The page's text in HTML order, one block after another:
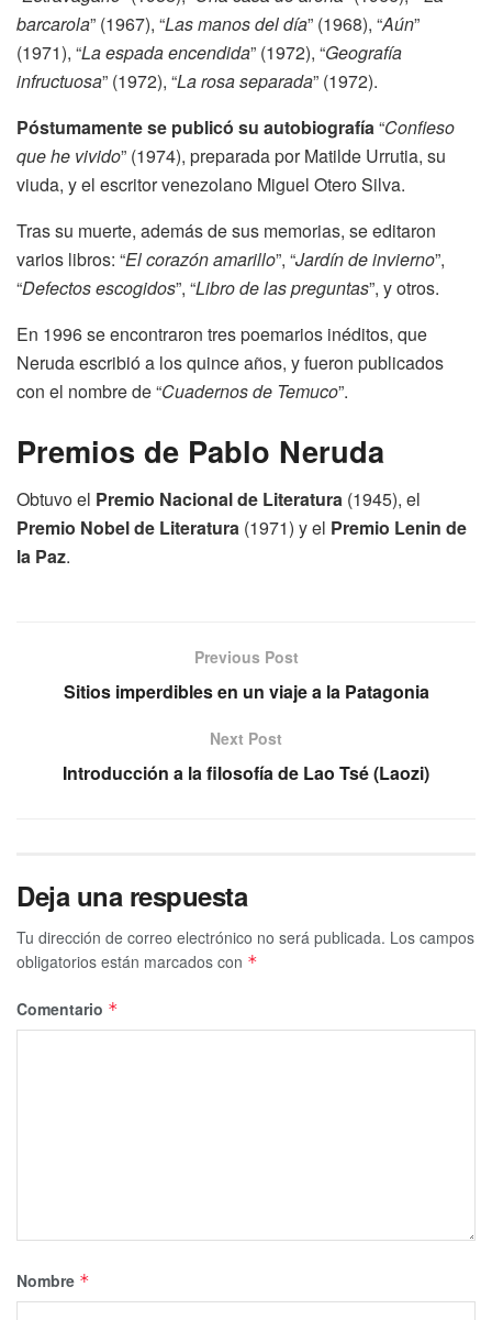
barcarola” (1967), “Las manos del día” (1968), “Aún”
(1971), “La espada encendida” (1972), “Geografía
infructuosa” (1972), “La rosa separada” (1972).
Póstumamente se publicó su autobiografía“Confieso
que he vivido” (1974), preparada por Matilde Urrutia, su
viuda, y el escritor venezolano Miguel Otero Silva.
Tras su muerte, además de sus memorias, se editaron
varios libros: “El corazón amarillo”, “Jardín de invierno”,
“Defectos escogidos”, “Libro de las preguntas”, y otros.
En 1996 se encontraron tres poemarios inéditos, que
Neruda escribió a los quince años, y fueron publicados
con el nombre de “Cuadernos de Temuco”.
Premios de Pablo Neruda
Obtuvo el Premio Nacional de Literatura (1945), el
Premio Nobel de Literatura (1971) y el Premio Lenin de
la Paz.
Previous Post
Sitios imperdibles en un viaje a la Patagonia
Next Post
Introducción a la filosofía de Lao Tsé (Laozi)
Deja una respuesta
Tu dirección de correo electrónico no será publicada. Los campos
obligatorios están marcados con *
Comentario *
Nombre *